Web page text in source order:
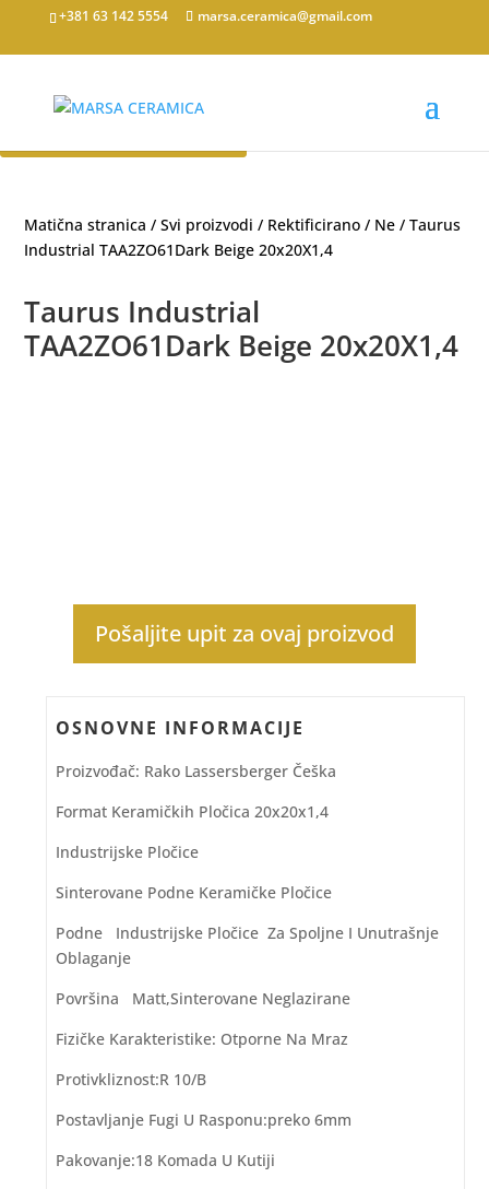
+381 63 142 5554 marsa.ceramica@gmail.com
Matična stranica /Svi proizvodi / Rektificirano / Ne / Taurus
Industrial TAA2ZO61Dark Beige 20x20X1,4
Taurus Industrial
TAA2ZO61Dark Beige 20x20X1,4
Pošaljite upit za ovaj proizvod
OSNOVNE INFORMACIJE
Proizvođač: Rako Lassersberger Češka
Format Keramičkih Pločica 20x20x1,4
Industrijske Pločice
Sinterovane Podne Keramičke Pločice
Podne Industrijske Pločice Za Spoljne I Unutrašnje
Oblaganje
Površina Matt,Sinterovane Neglazirane
Fizičke Karakteristike: Otporne Na Mraz
Protivkliznost:R 10/b
Postavljanje Fugi U Rasponu:preko 6mm
Pakovanje:18 Komada U Kutiji